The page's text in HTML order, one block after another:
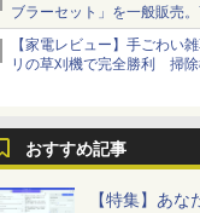
ブラーセット」を一般販売
当選無効分
【家電レビュー】手ごわい
リの草刈機で完全勝利 掃除
おすすめ記事
【特集】あな